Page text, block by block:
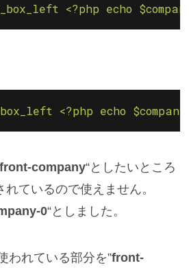
<?php echo
<?php echo
front-company“としたいところ
ているので使えません。
0“としました。
われている部分を”front-